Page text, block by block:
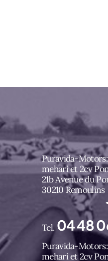
Puravida-
mehari et 2cv
21b Avenue du
30210 Remoulins
(nouvel onglet)
Tel. 04 48
Puravida-
mehari et 2cv